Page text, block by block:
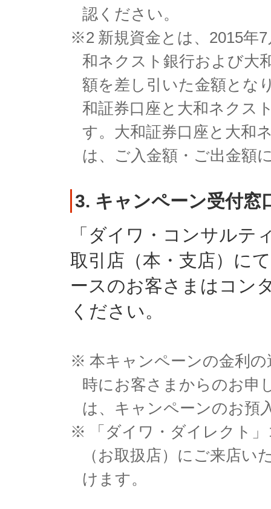
認ください。
※2 新規資金とは、2015年
和ネクスト銀行および大
額を差し引いた金額とな
和証券口座と大和ネクス
す。大和証券口座と大和
は、ご入金額・ご出金額
3. キャンペーン受付窓
「ダイワ・コンサルテ
取引店（本・支店）に
ースのお客さまはコン
ください。
※ 本キャンペーンの金利
時にお客さまからのお申
は、キャンペーンのお預
※
「ダイワ・ダイレクト
（お取扱店）にご来店
けます。